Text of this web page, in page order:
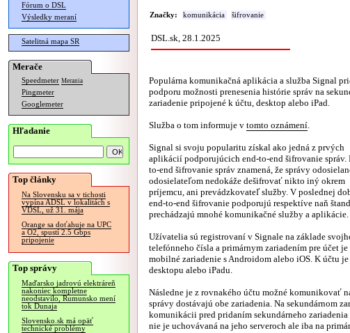
Fórum o DSL
Výsledky meraní
Satelitná mapa SR
Merače
Speedmeter Merania
Pingmeter
Googlemeter
Hľadanie
Top články
Na Slovensku sa v tichosti
vypína ADSL v lokalitách s
VDSL, už 31. mája
Orange sa doťahuje na UPC
a O2, spustí 2.5 Gbps
pripojenie
Top správy
Maďarsko jadrovú elektráreň
nakoniec kompletne
neodstavilo, Rumunsko mení
tok Dunaja
Slovensko.sk má opäť
technické problémy
Značky: komunikácia šifrovanie
DSL.sk, 28.1.2025
Populárna komunikačná aplikácia a služba Signal
podporu možnosti prenesenia histórie správ na
zariadenie pripojené k účtu, desktop alebo iPad.
Služba o tom informuje v tomto oznámení.
Signal si svoju popularitu získal ako jedná z prvých
aplikácií podporujúcich end-to-end šifrovanie správ.
to-end šifrovanie správ znamená, že správy
odosielateľom nedokáže dešifrovať nikto iný okrem
príjemcu, ani prevádzkovateľ služby. V poslednej
end-to-end šifrovanie podporujú respektíve naň
prechádzajú mnohé komunikačné služby a aplikácie.
Užívatelia sú registrovaní v Signale na základe
telefónneho čísla a primárnym zariadením pre účet je
mobilné zariadenie s Androidom alebo iOS. K účtu
desktopu alebo iPadu.
Následne je z rovnakého účtu možné komunikovať
správy dostávajú obe zariadenia. Na sekundárnom
komunikácii pred pridaním sekundárneho
nie je uchovávaná na jeho serveroch ale iba na